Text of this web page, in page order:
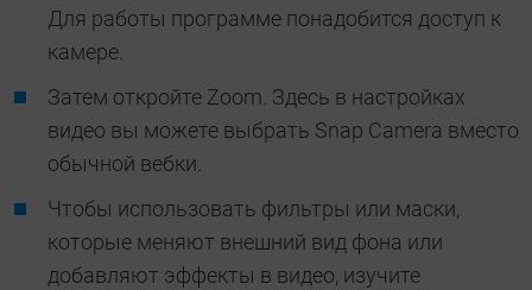
Для работы программе понадобится доступ к
камере.
Затем откройте Zoom. Здесь в настройках
видео вы можете выбрать Snap Camera вместо
обычной вебки.
Чтобы использовать фильтры или маски,
которые меняют внешний вид фона или
добавляют эффекты в видео, изучите